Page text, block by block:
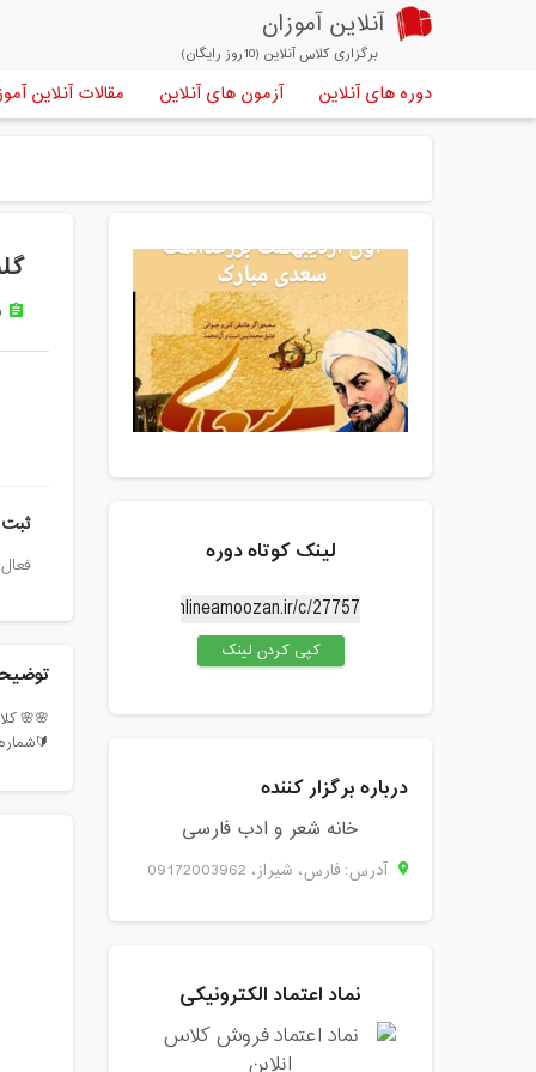
آنلاین آموزان
برگزاری کلاس آنلاین (10روز رایگان)
دوره های آنلاین آزمون های آنلاین مقالات آنلاین
assignment
🌸🌸
🔰شماره کارت: ۶۰۳۷۹۹۸۱۵۶۷۶۲۸۲۴ به نام زهرا غلامی لطفاً
لینک کوتاه دوره
کپی کردن لینک
درباره برگزار کننده
خانه شعر و ادب فارسی
آدرس: فارس، شيراز، 09172003962
نماد اعتماد الکترونیکی